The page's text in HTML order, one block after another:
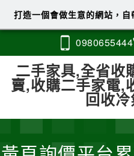
0980655444
二手家具,全省收
賣,收購二手家電,
回收
打造一個會做生意的網站，